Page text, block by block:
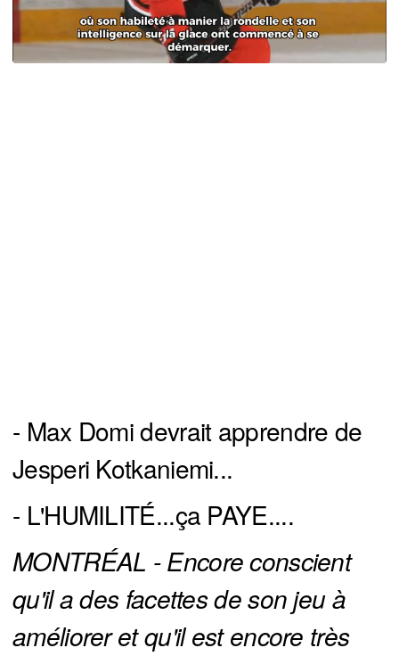
- Max Domi devrait apprendre de
Jesperi Kotkaniemi...
- L'HUMILITÉ...ça PAYE....
MONTRÉAL - Encore conscient
qu'il a des facettes de son jeu à
améliorer et qu'il est encore très